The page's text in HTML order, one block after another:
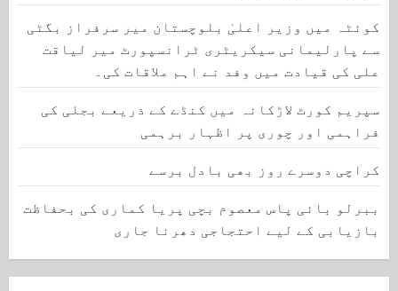
کوئٹہ میں وزیر اعلیٰ بلوچستان میر سرفراز بگٹی
سے پارلیمانی سیکریٹری ٹرانسپورٹ میر لیاقت
علی کی قیادت میں وفد نے اہم ملاقات کی۔
سپریم کورٹ لاڑکانہ میں کنڈے کے ذریعے بجلی کی
فراہمی اور چوری پر اظہار برہمی
کراچی دوسرے روز بھی بادل برسے
ببرلو بائی پاس معصوم بچی پریا کماری کی بحفاظت
بازیابی کے لیے احتجاجی دھرنا جاری